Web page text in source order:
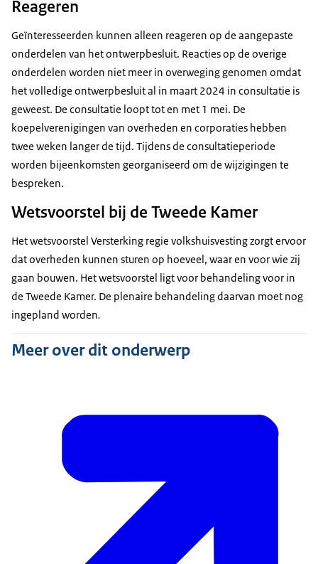
Reageren
Geïnteresseerden kunnen alleen reageren op de aangepaste
onderdelen van het ontwerpbesluit. Reacties op de overige
onderdelen worden niet meer in overweging genomen omdat
het volledige ontwerpbesluit al in maart 2024 in consultatie is
geweest. De consultatie loopt tot en met 1 mei. De
koepelverenigingen van overheden en corporaties hebben
twee weken langer de tijd. Tijdens de consultatieperiode
worden bijeenkomsten georganiseerd om de wijzigingen te
bespreken.
Wetsvoorstel bij de Tweede Kamer
Het wetsvoorstel Versterking regie volkshuisvestingzorgt ervoor
dat overheden kunnen sturen op hoeveel, waar en voor wie zij
gaan bouwen. Het wetsvoorstel ligt voor behandeling voor in
de Tweede Kamer. De plenaire behandeling daarvan moet nog
ingepland worden.
Meer over dit onderwerp